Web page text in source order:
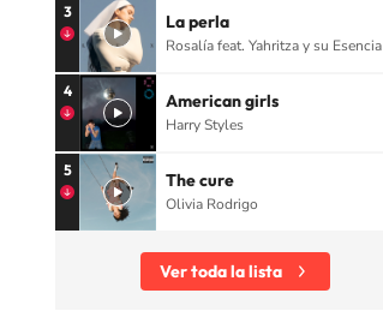
3 La perla
Rosalía feat. Yahritza y su Esencia
4 American girls
Harry Styles
5 The cure
Olivia Rodrigo
Ver toda la lista